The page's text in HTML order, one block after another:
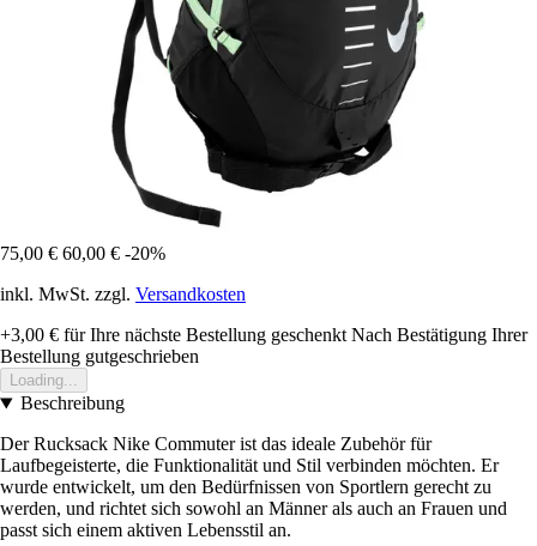
75,00 € 60,00 € -20%
inkl. MwSt. zzgl. Versandkosten
+3,00 € für Ihre nächste Bestellung geschenkt Nach Bestätigung Ihrer
Bestellung gutgeschrieben
Loading...
Beschreibung
Der Rucksack Nike Commuter ist das ideale Zubehör für
Laufbegeisterte, die Funktionalität und Stil verbinden möchten. Er
wurde entwickelt, um den Bedürfnissen von Sportlern gerecht zu
werden, und richtet sich sowohl an Männer als auch an Frauen und
passt sich einem aktiven Lebensstil an.